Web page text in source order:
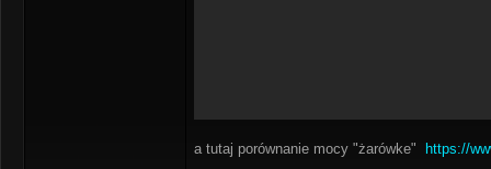
a tutaj porównanie mocy "żarówke" https://